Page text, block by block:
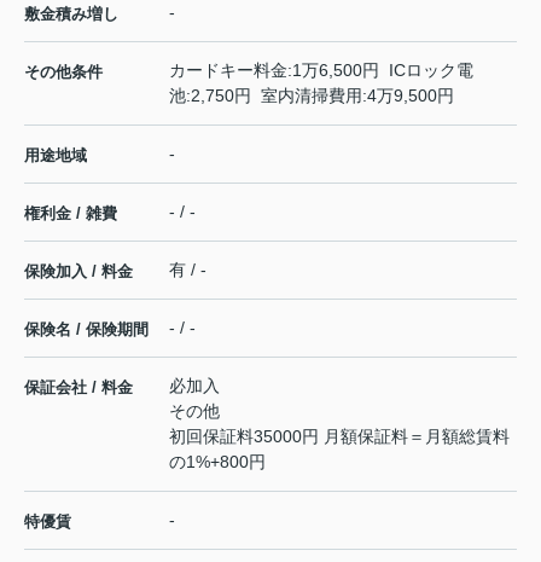
敷金積み増し -
その他条件
カードキー料金:1万6,500円 ICロック電
池:2,750円 室内清掃費用:4万9,500円
用途地域 -
権利金 / 雑費 - / -
保険加入 / 料金 有 / -
保険名 / 保険期間 - / -
保証会社 / 料金
必加入
その他
初回保証料35000円 月額保証料＝月額総賃料
の1%+800円
特優賃 -